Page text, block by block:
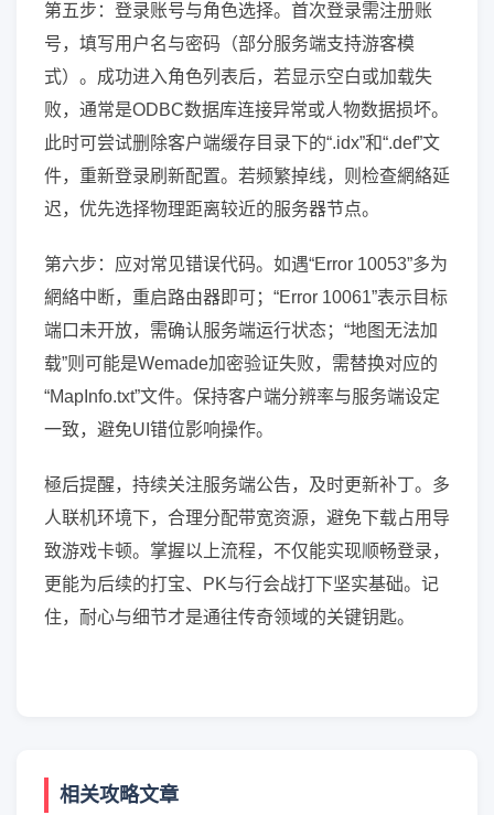
第五步：登录账号与角色选择。首次登录需注册账
号，填写用户名与密码（部分服务端支持游客模
式）。成功进入角色列表后，若显示空白或加载失
败，通常是ODBC数据库连接异常或人物数据损坏。
此时可尝试删除客户端缓存目录下的“.idx”和“.def”文
件，重新登录刷新配置。若频繁掉线，则检查網絡延
迟，优先选择物理距离较近的服务器节点。
第六步：应对常见错误代码。如遇“Error 10053”多为
網絡中断，重启路由器即可；“Error 10061”表示目标
端口未开放，需确认服务端运行状态；“地图无法加
载”则可能是Wemade加密验证失败，需替换对应的
“MapInfo.txt”文件。保持客户端分辨率与服务端设定
一致，避免UI错位影响操作。
極后提醒，持续关注服务端公告，及时更新补丁。多
人联机环境下，合理分配带宽资源，避免下载占用导
致游戏卡顿。掌握以上流程，不仅能实现顺畅登录，
更能为后续的打宝、PK与行会战打下坚实基础。记
住，耐心与细节才是通往传奇领域的关键钥匙。
相关攻略文章